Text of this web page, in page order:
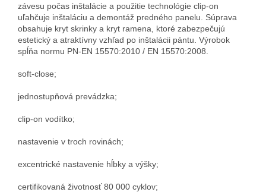
závesu počas inštalácie a použitie technológie clip-on
uľahčuje inštaláciu a demontáž predného panelu. Súprava
obsahuje kryt skrinky a kryt ramena, ktoré zabezpečujú
estetický a atraktívny vzhľad po inštalácii pántu. Výrobok
spĺňa normu PN-EN 15570:2010 / EN 15570:2008.
soft-close;
jednostupňová prevádzka;
clip-on vodítko;
nastavenie v troch rovinách;
excentrické nastavenie hĺbky a výšky;
certifikovaná životnosť 80 000 cyklov;